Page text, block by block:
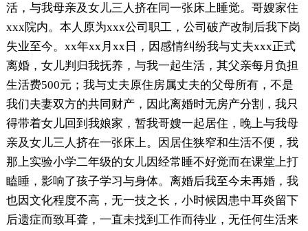
活，与我母亲及女儿三人挤在同一张床上睡觉。哥嫂家住
xxx院内。本人原为xxx公司职工，公司破产改制后我下岗
失业至今。xx年xx月xx日，因感情纠纷我与丈夫xxx正式
离婚，女儿判归我抚养，与我一起生活，其父亲每月负担
生活费500元；我与丈夫原住房属丈夫的父母所有，不是
我们夫妻双方的共同财产，因此离婚时无房产分割，我只
得带着女儿回到我娘家，暂我哥嫂一起居住，晚上与我母
亲及女儿三人挤在一张床上。因居住狭窄和生活不便，我
那上实验小学二年级的女儿因经常睡不好觉而在课堂上打
瞌睡，影响了孩子学习与身体。离婚后我至今未再婚，我
也因文化程度不高，无一技之长，小时候因患中耳炎留下
后遗症而致耳聋，一直未找到工作而待业，无任何生活来